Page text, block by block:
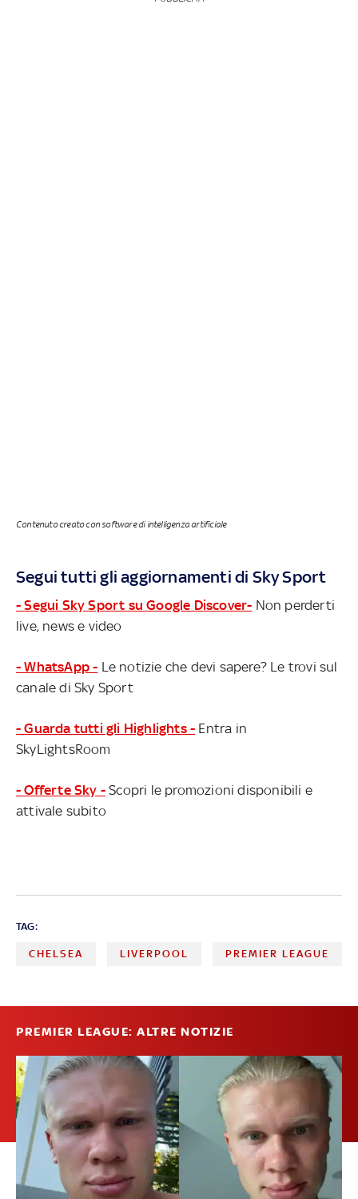
Contenuto creato con software di intelligenza artificiale
Segui tutti gli aggiornamenti di Sky Sport
- Segui Sky Sport su Google Discover- Non perderti
live, news e video
- WhatsApp - Le notizie che devi sapere? Le trovi sul
canale di Sky Sport
- Guarda tutti gli Highlights - Entra in
SkyLightsRoom
- Offerte Sky - Scopri le promozioni disponibili e
attivale subito
TAG:
CHELSEA LIVERPOOL PREMIER LEAGUE
PREMIER LEAGUE: ALTRE NOTIZIE